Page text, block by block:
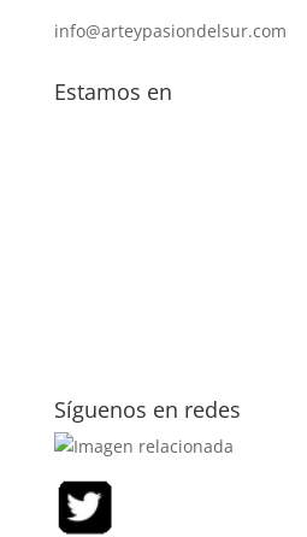
info@arteypasiondelsur.com
Estamos en
Síguenos en redes